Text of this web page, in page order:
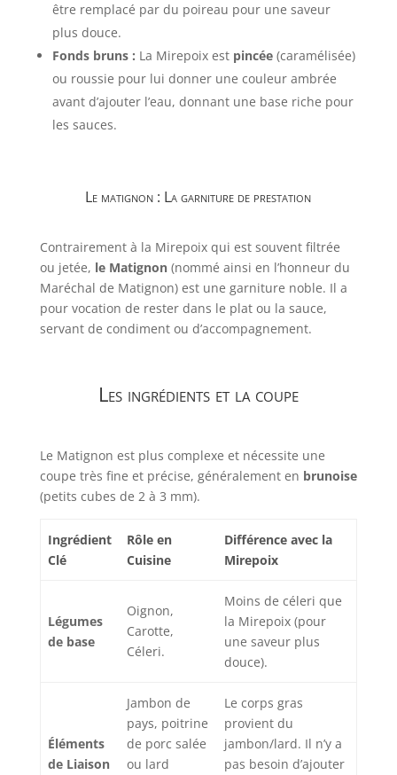
être remplacé par du poireau pour une saveur
plus douce.
Fonds bruns : La Mirepoix est pincée(caramélisée)
ou roussie pour lui donner une couleur ambrée
avant d’ajouter l’eau, donnant une base riche pour
les sauces.
Le matignon : La garniture de prestation
Contrairement à la Mirepoix qui est souvent filtrée
ou jetée, le Matignon(nommé ainsi en l’honneur du
Maréchal de Matignon) est une garniture noble. Il a
pour vocation de rester dans le plat ou la sauce,
servant de condiment ou d’accompagnement.
Les ingrédients et la coupe
Le Matignon est plus complexe et nécessite une
coupe très fine et précise, généralement en brunoise
(petits cubes de 2 à 3 mm).
Ingrédient
Clé
Rôle en
Cuisine
Différence avec la
Mirepoix
Légumes
de base
Oignon,
Carotte,
Céleri.
Moins de céleri que
la Mirepoix (pour
une saveur plus
douce).
Éléments
de Liaison
Jambon de
pays, poitrine
de porc salée
ou lard
Le corps gras
provient du
jambon/lard. Il n’y a
pas besoin d’ajouter